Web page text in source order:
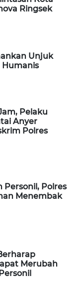
Ringsek
Unjuk
Humanis
Pelaku
Anyer
Polres
Personil, Polres
Menembak
Merubah